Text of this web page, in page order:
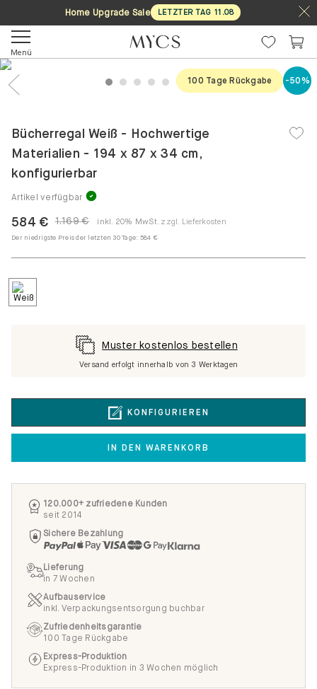
Home Upgrade Sale LETZTER TAG 11 .08
Menü
1 2 3 4 5 6 7 8
100 Tage Rückgabe -50%
Bücherregal Weiß - Hochwertige
Materialien - 194 x 87 x 34 cm,
konfigurierbar
Artikel verfügbar
1.169 €
584 € inkl. 20% MwSt. zzgl. Lieferkosten
Der niedrigste Preis der letzten 30 Tage: 584 €
KONFIGURIEREN
IN DEN WARENKORB
Muster kostenlos bestellen
Versand erfolgt innerhalb von 3 Werktagen
120.000+ zufriedene Kunden
seit 2014
Sichere Bezahlung
Lieferung
in 7 Wochen
Aufbauservice
inkl. Verpackungsentsorgung buchbar
Zufriedenheitsgarantie
100 Tage Rückgabe
Express-Produktion
Express-Produktion in 3 Wochen möglich